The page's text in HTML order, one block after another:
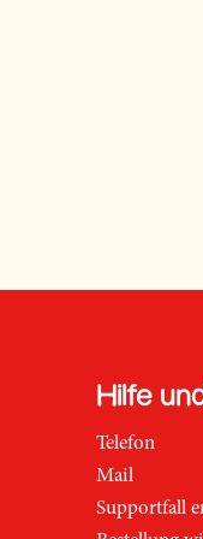
Hilfe
Telefon
Mail
Supportfall